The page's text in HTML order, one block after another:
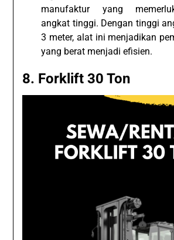
manufaktur yang
angkat tinggi. Dengan tinggi
3 meter, alat ini menjadikan
yang berat menjadi efisien.
8. Forklift 30 Ton